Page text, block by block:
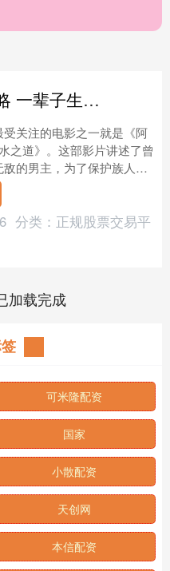
博大策略 一辈子生活在船上，至今没有国籍的莫肯人，身体已经开始进化
关注的电影之一就是《阿
道》。这部影片讲述了曾
的男主，为了保护族人，
袖职务，带着家人逃到海
尽管如此，....
分类： 正规股票交易平
加载完成
可米隆配资
国家
小散配资
天创网
本信配资